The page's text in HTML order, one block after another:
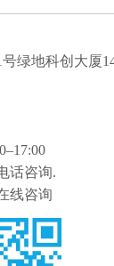
号绿地科创大厦
话咨询.
线咨询